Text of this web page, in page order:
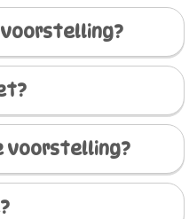
voorstelling?
voorstelling?